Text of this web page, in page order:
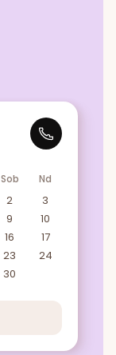
Sob Nd
2
3
9
10
16
17
23
24
30